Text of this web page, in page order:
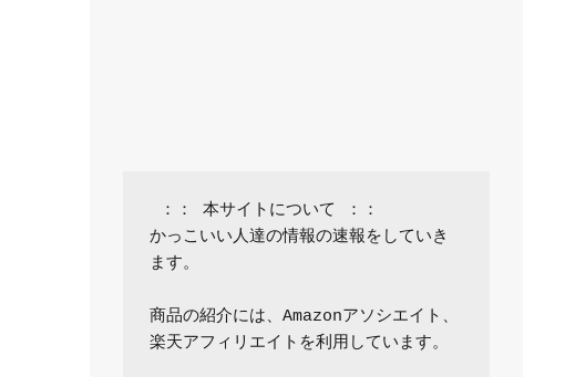
かっこいい人達の情報の速報をしていき
ます。
商品の紹介には、Amazonアソシエイト、
楽天アフィリエイトを利用しています。